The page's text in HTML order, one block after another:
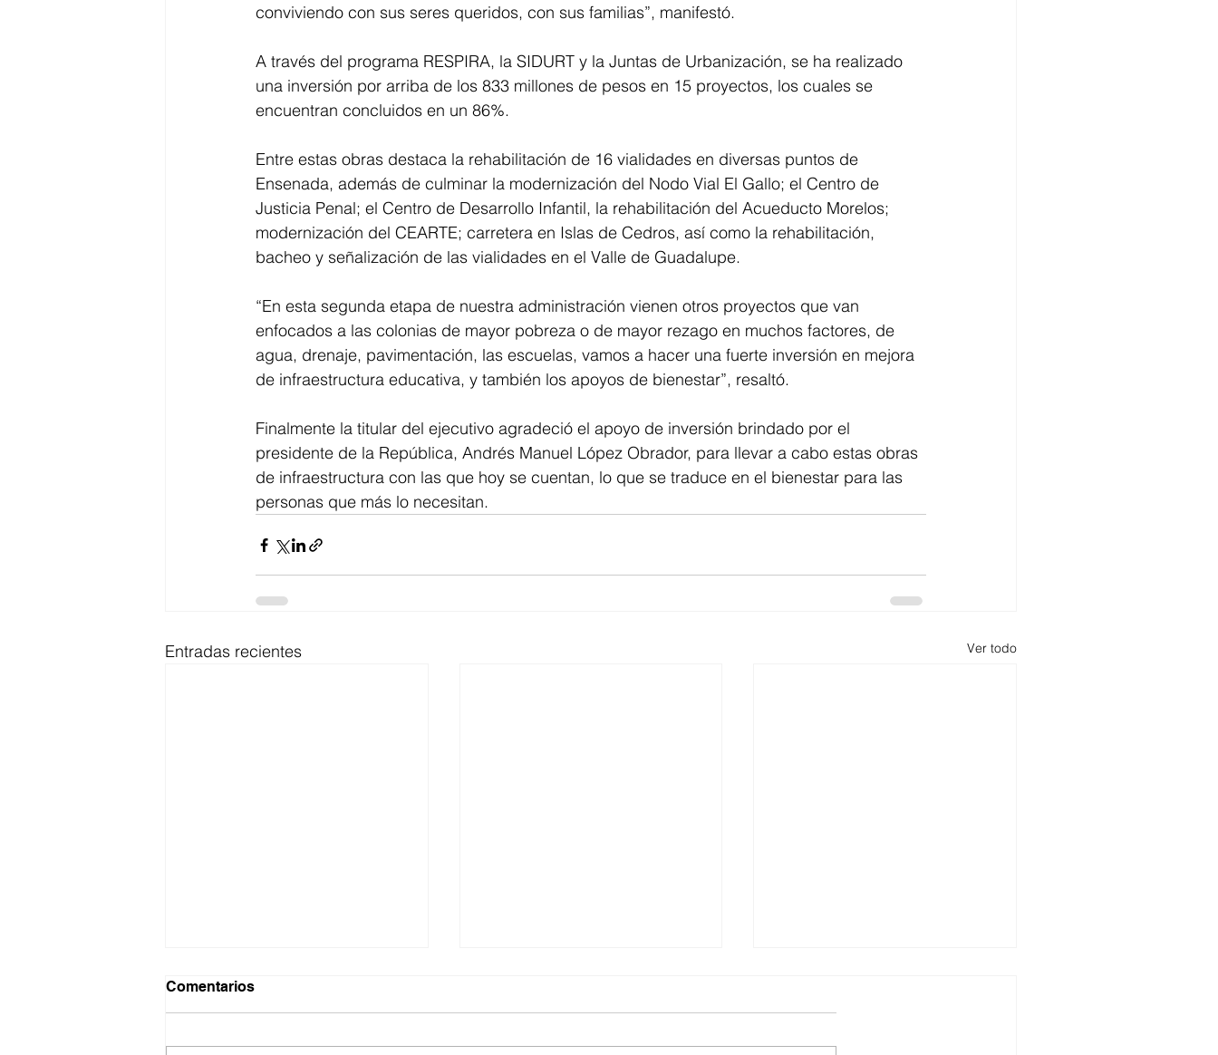
conviviendo con sus seres queridos, con sus familias”, manifestó.
A través del programa RESPIRA, la SIDURT y la Juntas de Urbanización, se ha realizado
una inversión por arriba de los 833 millones de pesos en 15 proyectos, los cuales se
encuentran concluidos en un 86%.
Entre estas obras destaca la rehabilitación de 16 vialidades en diversas puntos de
Ensenada, además de culminar la modernización del Nodo Vial El Gallo; el Centro de
Justicia Penal; el Centro de Desarrollo Infantil, la rehabilitación del Acueducto Morelos;
modernización del CEARTE; carretera en Islas de Cedros, así como la rehabilitación,
bacheo y señalización de las vialidades en el Valle de Guadalupe.
“En esta segunda etapa de nuestra administración vienen otros proyectos que van
enfocados a las colonias de mayor pobreza o de mayor rezago en muchos factores, de
agua, drenaje, pavimentación, las escuelas, vamos a hacer una fuerte inversión en mejora
de infraestructura educativa, y también los apoyos de bienestar”, resaltó.
Finalmente la titular del ejecutivo agradeció el apoyo de inversión brindado por el
presidente de la República, Andrés Manuel López Obrador, para llevar a cabo estas obras
de infraestructura con las que hoy se cuentan, lo que se traduce en el bienestar para las
personas que más lo necesitan.
Entradas recientes Ver todo
Comentarios